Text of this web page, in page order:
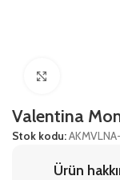
Valentina
Stok kodu:
Ürün